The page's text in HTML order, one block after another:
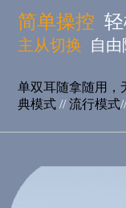
简单操控
主从切换 自由
单双耳随拿随用，
典模式 //流行模式